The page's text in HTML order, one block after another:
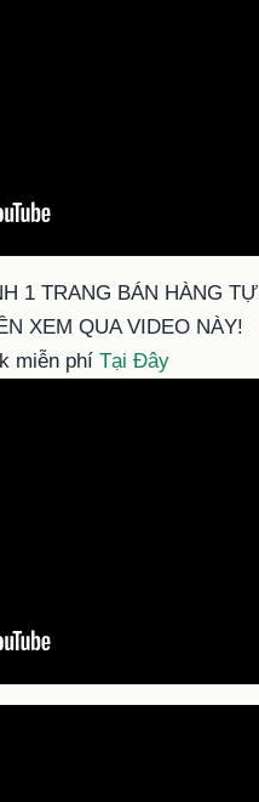
1 TRANG BÁN HÀNG TỰ
XEM QUA VIDEO NÀY!
miễn phí Tại Đây